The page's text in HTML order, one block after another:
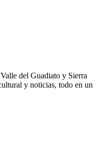
del Guadiato y Sierra
y noticias, todo en un